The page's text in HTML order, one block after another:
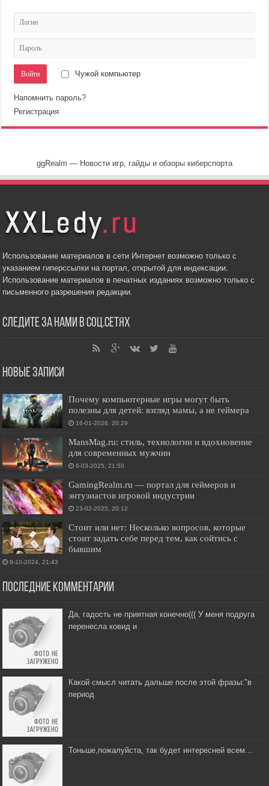
Чужой компьютер
Напомнить пароль?
Регистрация
ggRealm — Новости игр, гайды и обзоры киберспорта
Использование материалов в сети Интернет возможно только с
указанием гиперссылки на портал, открытой для индексации.
Использование материалов в печатных изданиях возможно только с
письменного разрешения редакции.
Следите за нами в соц.сетях
Новые записи
Почему компьютерные игры могут быть
полезны для детей: взгляд мамы, а не геймера
16-01-2026, 20:29
MansMag.ru: стиль, технологии и вдохновение
для современных мужчин
6-03-2025, 21:50
GamingRealm.ru — портал для геймеров и
энтузиастов игровой индустрии
23-02-2025, 20:12
Стоит или нет: Несколько вопросов, которые
стоит задать себе перед тем, как сойтись с
бывшим
9-10-2024, 21:43
Последние комментарии
Да, гадость не приятная конечно((( У меня подруга
перенесла ковид и
Какой смысл читать дальше после этой фразы:"в
период
Тоньше,пожалуйста, так будет интересней всем...